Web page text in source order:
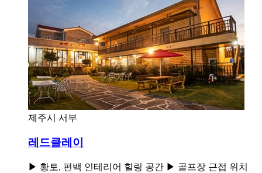
제주시 서부
레드클레이
▶ 황토, 편백 인테리어 힐링 공간 ▶ 골프장 근접 위치